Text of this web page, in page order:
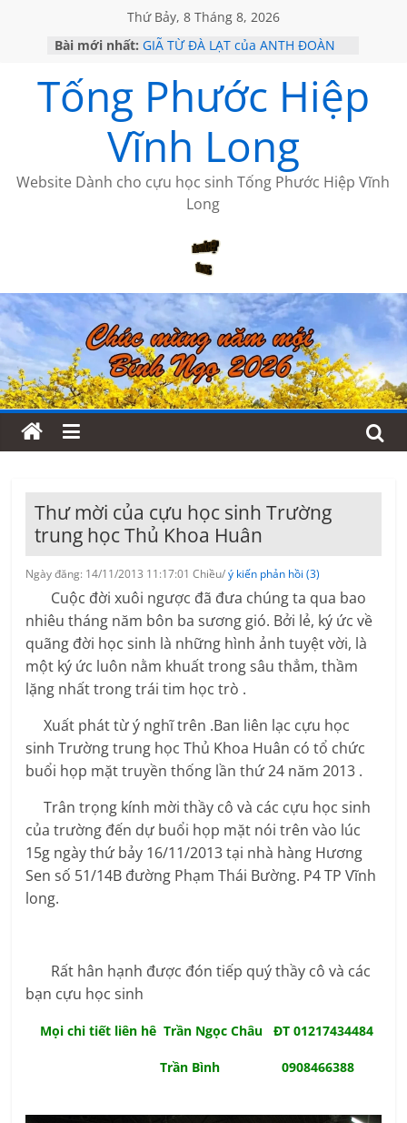
Thứ Bảy, 8 Tháng 8, 2026
Bài mới nhất: GIÃ TỪ ĐÀ LẠT của ANTH ĐOÀN
KHÔNG ĐỀ 20 CỦA THÁI LÃO
KHÔNG ĐỀ 19 CỦA THÁI LÃO
CHÙM THƠ CỦA BÍCH HÀ
Tống Phước Hiệp
Vĩnh Long
Website Dành cho cựu học sinh Tống Phước Hiệp Vĩnh
Long
Thư mời của cựu học sinh Trường
trung học Thủ Khoa Huân
Ngày đăng: 14/11/2013 11:17:01 Chiều/ý kiến phản hồi (3)
Cuộc đời xuôi ngược đã đưa chúng ta qua bao
nhiêu tháng năm bôn ba sương gió. Bởi lẻ, ký ức về
quãng đời học sinh là những hình ảnh tuyệt vời, là
một ký ức luôn nằm khuất trong sâu thẳm, thầm
lặng nhất trong trái tim học trò .
Xuất phát từ ý nghĩ trên .Ban liên lạc cựu học
sinh Trường trung học Thủ Khoa Huân có tổ chức
buổi họp mặt truyền thống lần thứ 24 năm 2013 .
Trân trọng kính mời thầy cô và các cựu học sinh
của trường đến dự buổi họp mặt nói trên vào lúc
15g ngày thứ bảy 16/11/2013 tại nhà hàng Hương
Sen số 51/14B đường Phạm Thái Bường. P4 TP Vĩnh
long.
Rất hân hạnh được đón tiếp quý thầy cô và các
bạn cựu học sinh
Mọi chi tiết liên hê Trần Ngọc Châu ĐT 01217434484
Trần Bình 0908466388